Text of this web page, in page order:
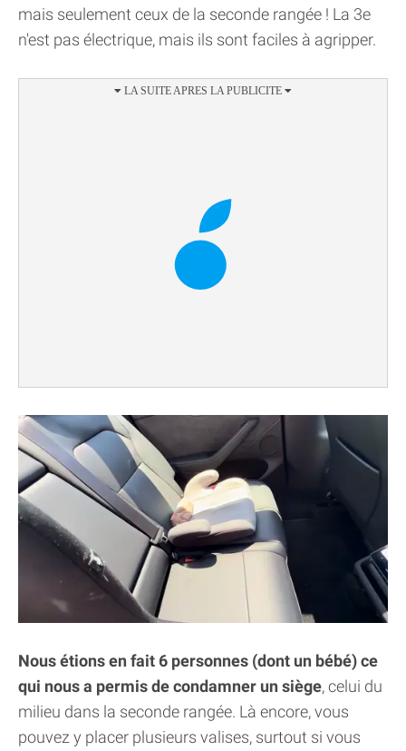
mais seulement ceux de la seconde rangée ! La 3e
n'est pas électrique, mais ils sont faciles à agripper.
Nous étions en fait 6 personnes (dont un bébé) ce
qui nous a permis de condamner un siège, celui du
milieu dans la seconde rangée. Là encore, vous
pouvez y placer plusieurs valises, surtout si vous